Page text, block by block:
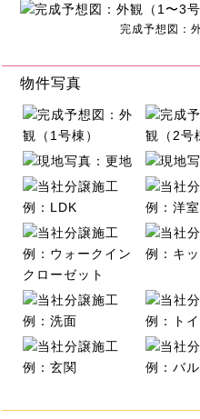
完成予想図：
物件写真